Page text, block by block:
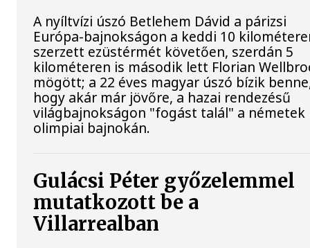
A nyíltvízi úszó Betlehem Dávid a párizsi
Európa-bajnokságon a keddi 10
szerzett ezüstérmét követően, szerdán 5
kilométeren is második lett Florian
mögött; a 22 éves magyar úszó bízik
hogy akár már jövőre, a hazai rendezésű
világbajnokságon "fogást talál" a németek
olimpiai bajnokán.
Gulácsi Péter győzelemmel
mutatkozott be a
Villarrealban